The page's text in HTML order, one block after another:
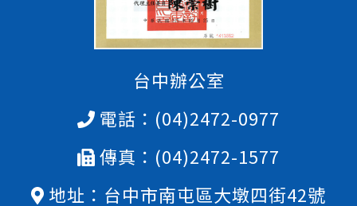
台中辦公室
電話： (04)2472-0977
傳真：(04)2472-1577
地址：台中市南屯區大墩四街42號